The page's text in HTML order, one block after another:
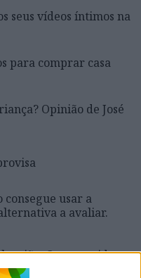
seus vídeos íntimos na
para comprar casa
Opinião de José
consegue usar a
a avaliar.
Ceuta: a vida